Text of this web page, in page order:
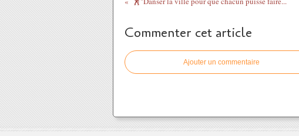
Commenter cet article
Ajouter un commentaire